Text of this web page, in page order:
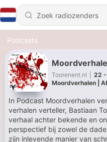
Podcasts
Toorenent.nl
22 -
Moordverhalen |
In Podcast Moordverhalen
verhalen verteller, Bastiaan
verhaal achter bekende en
perspectief bij zowel de
zijn inlevende manier van